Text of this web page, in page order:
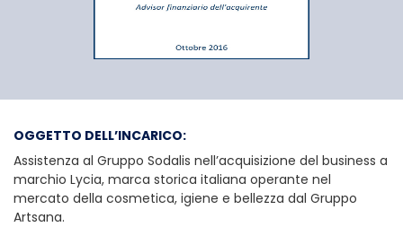
OGGETTO DELL’INCARICO:
Assistenza al Gruppo Sodalis nell’acquisizione del business a
marchio Lycia, marca storica italiana operante nel
mercato della cosmetica, igiene e bellezza dal Gruppo
Artsana.